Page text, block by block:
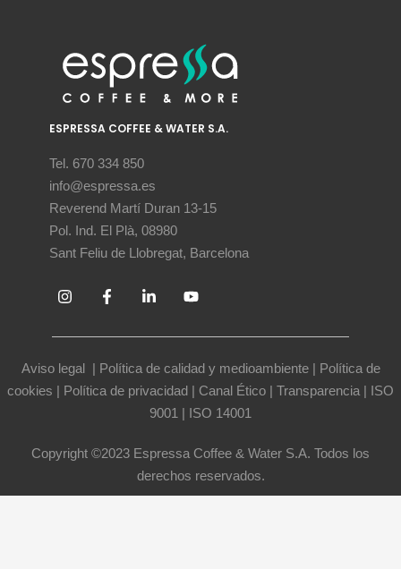
ESPRESSA COFFEE & WATER S.A.
Tel. 670 334 850
info@espressa.es
Reverend Martí Duran 13-15
Pol. Ind. El Plà, 08980
Sant Feliu de Llobregat, Barcelona
Aviso legal | Política de calidad y medioambiente| Política de
cookies | Política de privacidad | Canal Ético | Transparencia | ISO
9001 | ISO 14001
Copyright ©2023 Espressa Coffee & Water S.A. Todos los
derechos reservados.